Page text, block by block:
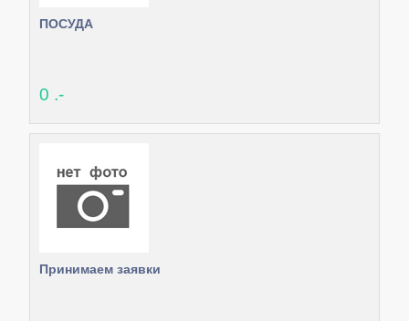
ПОСУДА
0 .-
Принимаем заявки